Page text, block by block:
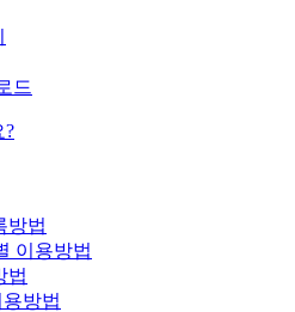
드
?
방법
이용방법
법
방법